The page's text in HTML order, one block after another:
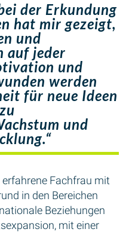
der Erkundung
hat mir gezeigt,
und
auf jeder
und
werden
für neue Ideen
und
Fachfrau mit
in den Bereichen
Beziehungen
mit einer